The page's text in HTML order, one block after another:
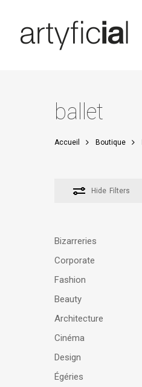
content
ballet
Accueil Boutique
Hide Filters
Bizarreries
Corporate
Fashion
Beauty
Architecture
Cinéma
Design
Égéries